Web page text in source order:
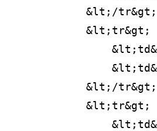
            &lt;/tr&gt;
            &lt;tr&gt;
            &lt;/tr&gt;
            &lt;tr&gt;